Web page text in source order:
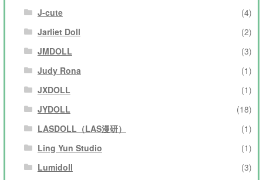
J-cute
(4)
Jarliet Doll
(2)
JMDOLL
(3)
Judy Rona
(1)
JXDOLL
(1)
JYDOLL
(18)
LASDOLL（LAS漫研）
(1)
Ling Yun Studio
(1)
Lumidoll
(3)